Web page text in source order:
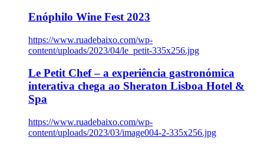
Enóphilo Wine Fest 2023
https://www.ruadebaixo.com/wp-
content/uploads/2023/04/le_petit-335x256.jpg
Le Petit Chef – a experiência gastronómica
interativa chega ao Sheraton Lisboa Hotel &
Spa
https://www.ruadebaixo.com/wp-
content/uploads/2023/03/image004-2-335x256.jpg